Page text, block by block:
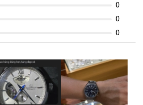
0
0
0